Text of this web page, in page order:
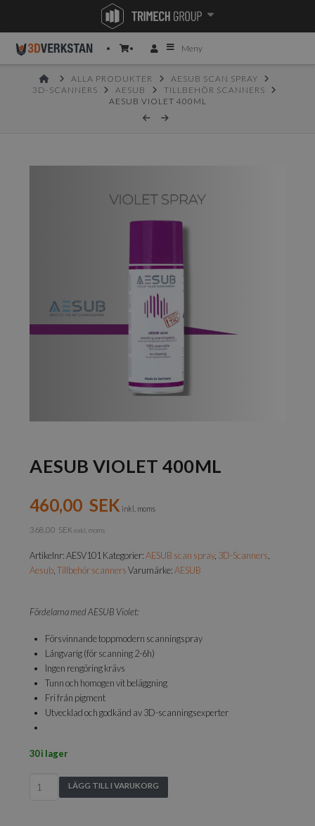
Meny
HOMEALLA PRODUKTER
AESUB SCAN SPRAY
3D-SCANNERS
AESUB
TILLBEHÖR SCANNERS
AESUB VIOLET 400ML
AESUB VIOLET 400ML
460,00 SEK inkl. moms
368,00 SEK exkl. moms
Artikelnr:AESV101 Kategorier:AESUB scan spray, 3D-Scanners
Aesub ,Tillbehör scanners Varumärke:AESUB
Fördelarna med AESUB Violet:
Försvinnande toppmodern scanningspray
Långvarig (för scanning 2-6h)
Ingen rengöring krävs
Tunn och homogen vit beläggning
Fri från pigment
Utvecklad och godkänd av 3D-scanningsexperter
30 i lager
Violet
LÄGG TILL I VARUKORG